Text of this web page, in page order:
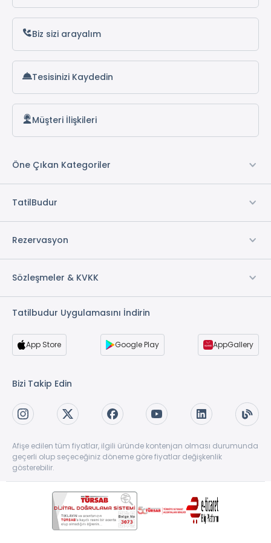
Biz sizi arayalım
Tesisinizi Kaydedin
Müşteri İlişkileri
Öne Çıkan Kategoriler
TatilBudur
Rezervasyon
Sözleşmeler & KVKK
Tatilbudur Uygulamasını İndirin
App Store Google Play AppGallery
Bizi Takip Edin
Afişe edilen tüm fiyatlar, ilgili üründe kontenjan olması durumunda
geçerli olup seçeceğiniz döneme göre fiyatlar değişkenlik
gösterebilir.